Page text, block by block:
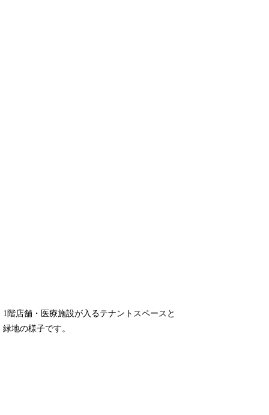
1階店舗・医療施設が入るテナントスペースと
緑地の様子です。